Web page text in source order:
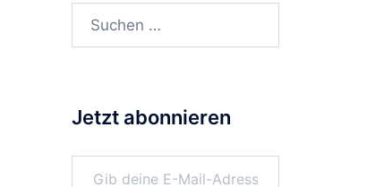
Suchen
Jetzt abonnieren
Gib deine E-Mail-Adresse ein ...